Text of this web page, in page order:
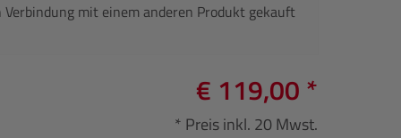
mit einem anderen Produkt gekauft
€ 119,00 *
* Preis inkl. 20 Mwst.